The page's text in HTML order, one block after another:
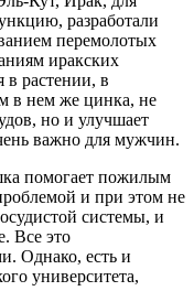
разработали
перемолотых
иракских
в растении, в
в нем же цинка, не
но и улучшает
важно для мужчин.
помогает пожилым
и при этом не
системы, и
Все это
Однако, есть и
университета,